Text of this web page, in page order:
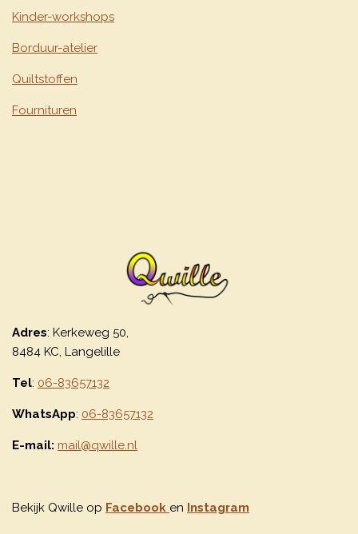
Kinder-workshops
Borduur-atelier
Quiltstoffen
Fournituren
Adres: Kerkeweg 50,
8484 KC, Langelille
Tel: 06-83657132
WhatsApp: 06-83657132
E-mail: mail@qwille.nl
Bekijk Qwille op Facebook en Instagram